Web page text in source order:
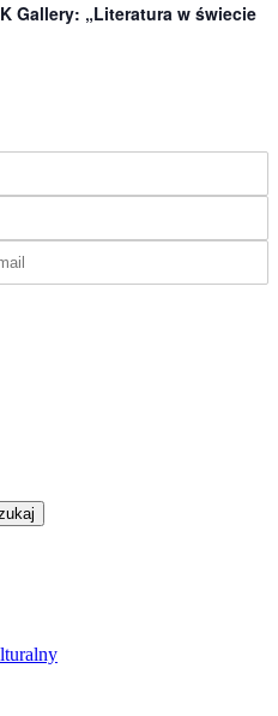
Gallery: „Literatura w świecie